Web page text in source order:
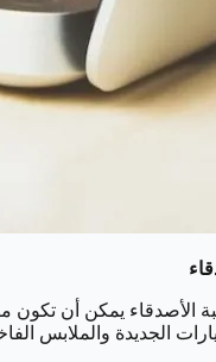
الأصدقاء يمكن أن تكون
الجديدة والملابس